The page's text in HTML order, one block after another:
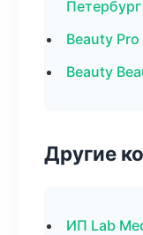
Петербург
Beauty
Beauty
Другие
ИП Lab